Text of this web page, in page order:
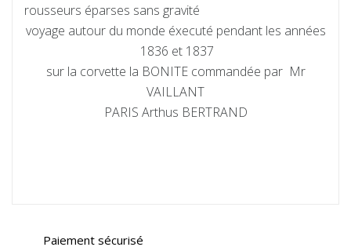
rousseurs éparses sans gravité
voyage autour du monde éxecuté pendant les années
1836 et 1837
sur la corvette la BONITE commandée par Mr
VAILLANT
PARIS Arthus BERTRAND
Paiement sécurisé